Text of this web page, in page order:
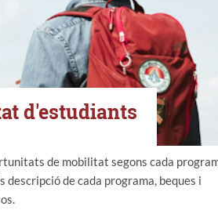
d'estudiants
de mobilitat segons cada
descripció de cada programa, beques i